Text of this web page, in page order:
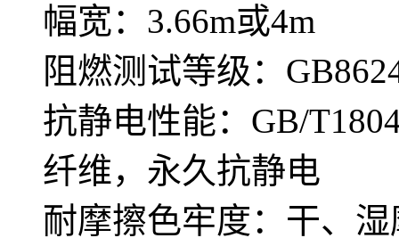
幅宽：3.66m或4m
阻燃测试等级：
抗静电性能：GB/
纤维，永久抗静电
耐摩擦色牢度：干、